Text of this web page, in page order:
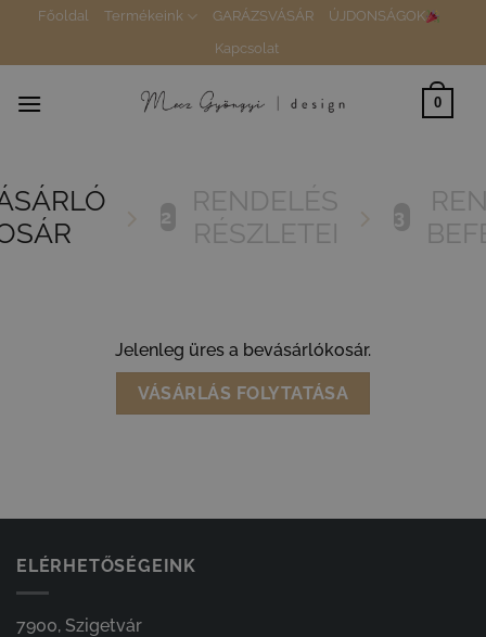
content
Főoldal Termékeink GARÁZSVÁSÁR
ÚJDONSÁGOK
Kapcsolat
0
2
RENDELÉS
RÉSZLETEI
3
Jelenleg üres a bevásárlókosár.
VÁSÁRLÁS FOLYTATÁSA
ELÉRHETŐSÉGEINK
7900, Szigetvár